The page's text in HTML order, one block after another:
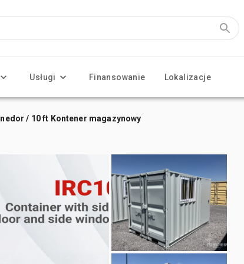
Usługi Finansowanie Lokalizacje
/ 10 ft Kontener magazynowy